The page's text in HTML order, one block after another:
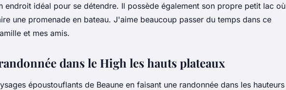
endroit idéal pour se détendre. Il possède également son propre petit lac où
une promenade en bateau. J'aime beaucoup passer du temps dans ce
et mes amis.
dans le High les hauts plateaux
époustouflants de Beaune en faisant une randonnée dans les hauteurs